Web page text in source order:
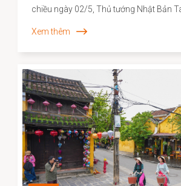
chiều ngày 02/5, Thủ tướng Nhật Bản
Sanae đã bày tỏ mong muốn được
hóa thế giới Hội An, để bước đi trên
mà cộng đồng người Nhật ở đó từng đi
tích Chùa Cầu vừa được hoàn thành
tác của Nhật Bản - là minh chứng cho
lịch sử giao thương năng động giữa hai
những vùng biển tự do.
Xem thêm